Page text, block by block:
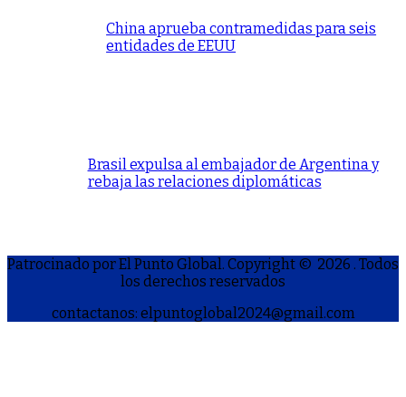
China aprueba contramedidas para seis
entidades de EEUU
Brasil expulsa al embajador de Argentina y
rebaja las relaciones diplomáticas
Patrocinado por El Punto Global. Copyright © 2026 . Todos
los derechos reservados
contactanos: elpuntoglobal2024@gmail.com